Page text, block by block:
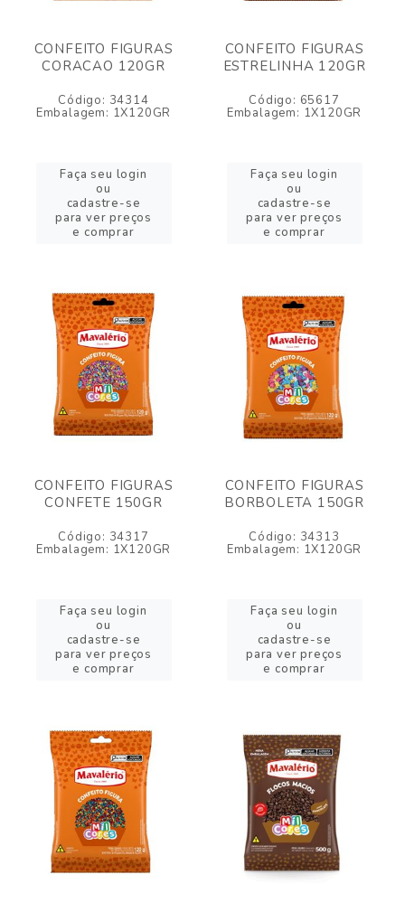
CONFEITO FIGURAS
CORACAO 120GR
Código: 34314
Embalagem: 1X120GR
Faça seu login
ou
cadastre-se
para ver preços
e comprar
CONFEITO FIGURAS
ESTRELINHA 120GR
Código: 65617
Embalagem: 1X120GR
Faça seu login
ou
cadastre-se
para ver preços
e comprar
CONFEITO FIGURAS
CONFETE 150GR
Código: 34317
Embalagem: 1X120GR
Faça seu login
ou
cadastre-se
para ver preços
e comprar
CONFEITO FIGURAS
BORBOLETA 150GR
Código: 34313
Embalagem: 1X120GR
Faça seu login
ou
cadastre-se
para ver preços
e comprar